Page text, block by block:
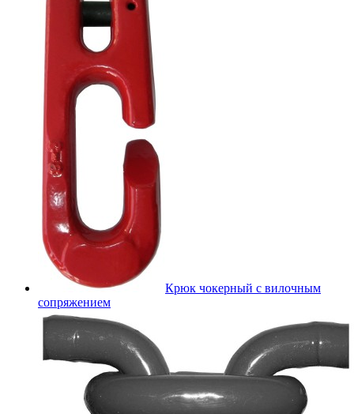
Крюк чокерный с вилочным
сопряжением